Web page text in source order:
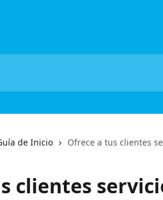
de Inicio Ofrece a tus clientes
clientes